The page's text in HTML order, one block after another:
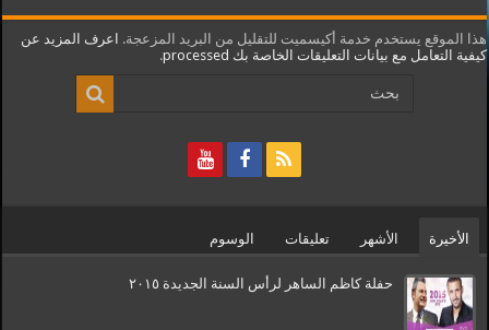
هذا الموقع يستخدم خدمة أكيسميت للتقليل من البريد المزعجة. اعرف المزيد عن
كيفية التعامل مع بيانات التعليقات الخاصة بك processed
.
الأخيرة الأشهر تعليقات الوسوم
حفلة كاظم الساهر لرأس السنة الجديدة ٢٠١٥